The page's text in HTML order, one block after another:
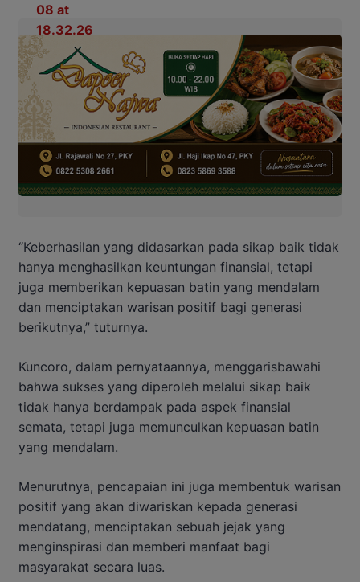
“Keberhasilan yang didasarkan pada sikap baik tidak
hanya menghasilkan keuntungan finansial, tetapi
juga memberikan kepuasan batin yang mendalam
dan menciptakan warisan positif bagi generasi
berikutnya,” tuturnya.
Kuncoro, dalam pernyataannya, menggarisbawahi
bahwa sukses yang diperoleh melalui sikap baik
tidak hanya berdampak pada aspek finansial
semata, tetapi juga memunculkan kepuasan batin
yang mendalam.
Menurutnya, pencapaian ini juga membentuk warisan
positif yang akan diwariskan kepada generasi
mendatang, menciptakan sebuah jejak yang
menginspirasi dan memberi manfaat bagi
masyarakat secara luas.